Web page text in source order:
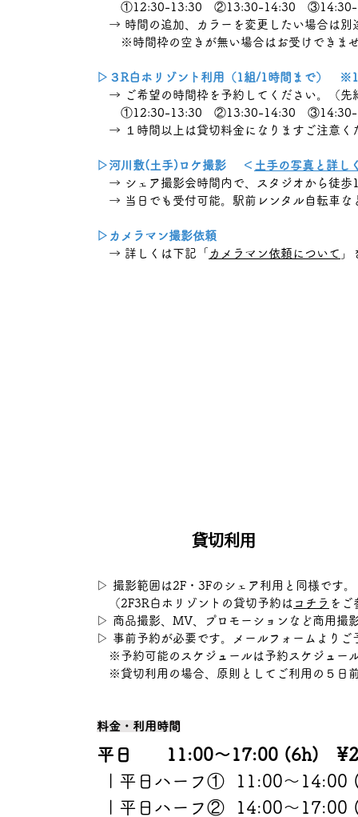
①12:30-13:30 ②13:30-14:30 ③14:30-
→ 時間の追加、カラーを変更したい場合は別
※時間枠の空きが無い場合はお受けできま
▷３R白ホリゾント利用（1組/1時間まで）
※1h
→ ご希望の時間枠を予約してください。（先
①12:30-13:30 ②13:30-14:30 ③14:30-
→ １時間以上は 貸切料金 になりますご注意く
▷河川敷(土手)ロケ撮影 ＜ 土手の写真と詳し
→ シェア撮影会時間内で、スタジオから徒歩
→ 当日でも受付可能。駅前レンタル自転車な
▷カメラマン撮影依頼
→ 詳しくは下記「 カメラマン依頼について 」
貸切利用
▷ 撮影範囲は2F・3Fのシェア利用と同様です。
（2F3R白ホリゾントの貸切予約は コチラ をご
▷ 商品撮影、MV、プロモーションなど商用撮
▷ 事前予約が必要です。
メールフォーム よりご
※予約可能のスケジュールは予約スケジュー
※貸切利用の場合、原則としてご利用の５日
料金・利用時間
平日 11:00〜17:00 (6h)
| 平日ハーフ① 11:00〜
| 平日ハーフ② 14:00〜